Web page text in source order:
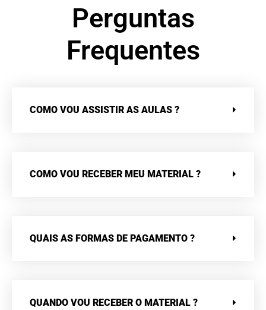
Perguntas
Frequentes
COMO VOU ASSISTIR AS AULAS ?
COMO VOU RECEBER MEU MATERIAL ?
QUAIS AS FORMAS DE PAGAMENTO ?
QUANDO VOU RECEBER O MATERIAL ?